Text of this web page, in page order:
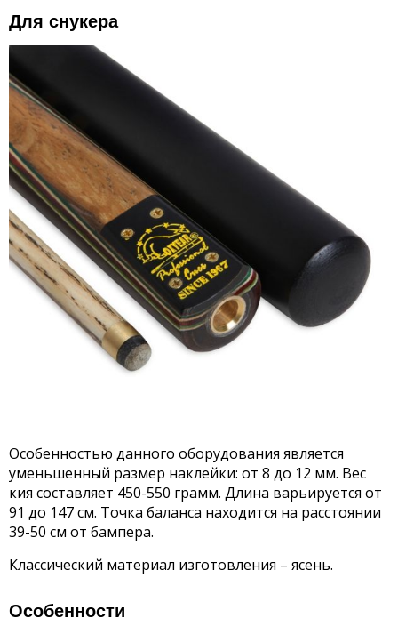
Для снукера
Особенностью данного оборудования является
уменьшенный размер наклейки: от 8 до 12 мм. Вес
кия составляет 450-550 грамм. Длина варьируется от
91 до 147 см. Точка баланса находится на расстоянии
39-50 см от бампера.
Классический материал изготовления – ясень.
Особенности